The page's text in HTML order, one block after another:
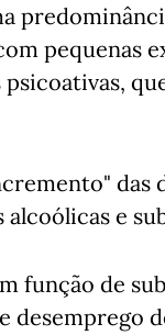
pequenas
das
e
função de
desemprego